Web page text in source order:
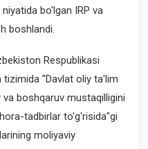
bo'lgan IRP va
boshlandi.
Respublikasi
"Davlat oliy ta'lim
boshqaruv mustaqilligini
tadbirlar to'g'risida"gi
moliyaviy